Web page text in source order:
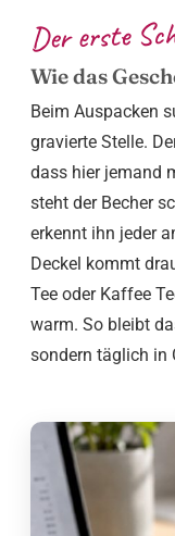
Der erste
Wie das
Beim Auspacken
gravierte Stelle.
dass hier jemand
steht der Becher
erkennt ihn jeder
Deckel kommt
Tee oder Kaffee
warm. So bleibt